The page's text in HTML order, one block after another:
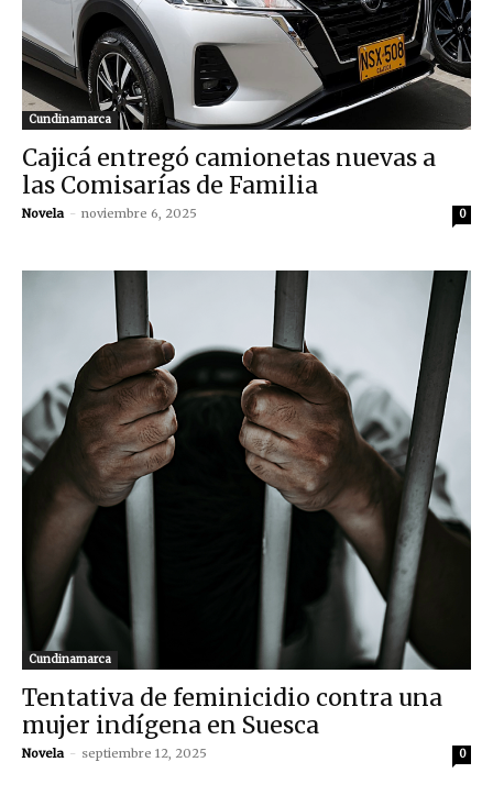
Cundinamarca
Cajicá entregó camionetas nuevas a
las Comisarías de Familia
Novela - noviembre 6, 2025 0
Cundinamarca
Tentativa de feminicidio contra una
mujer indígena en Suesca
Novela - septiembre 12, 2025 0